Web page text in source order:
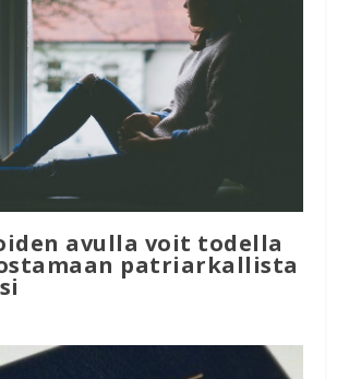
avulla voit todella
patriarkallista